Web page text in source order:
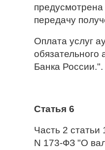
предусмотрена
передачу
Оплата услуг
обязательного
Банка России.".
Статья 6
Часть 2 статьи
N 173-ФЗ "О